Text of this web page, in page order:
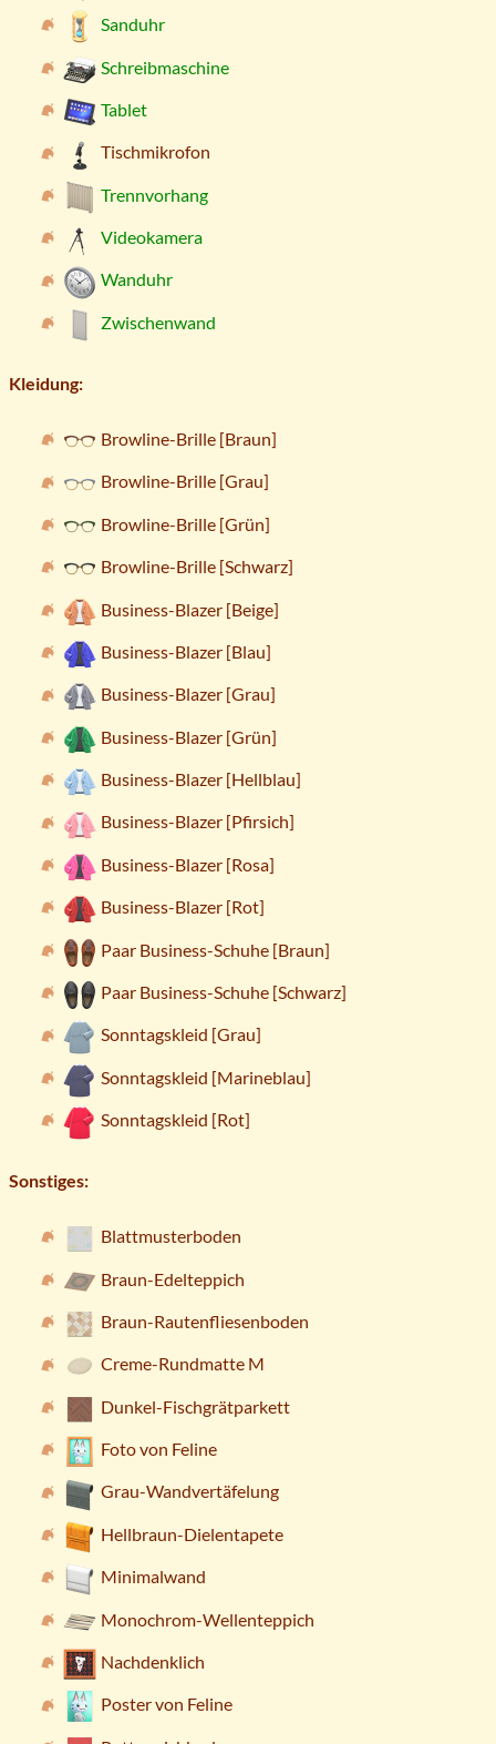
Sanduhr
Schreibmaschine
Tablet
Tischmikrofon
Trennvorhang
Videokamera
Wanduhr
Zwischenwand
Kleidung:
Browline-Brille [Braun]
Browline-Brille [Grau]
Browline-Brille [Grün]
Browline-Brille [Schwarz]
Business-Blazer [Beige]
Business-Blazer [Blau]
Business-Blazer [Grau]
Business-Blazer [Grün]
Business-Blazer [Hellblau]
Business-Blazer [Pfirsich]
Business-Blazer [Rosa]
Business-Blazer [Rot]
Paar Business-Schuhe [Braun]
Paar Business-Schuhe [Schwarz]
Sonntagskleid [Grau]
Sonntagskleid [Marineblau]
Sonntagskleid [Rot]
Sonstiges:
Blattmusterboden
Braun-Edelteppich
Braun-Rautenfliesenboden
Creme-Rundmatte M
Dunkel-Fischgrätparkett
Foto von Feline
Grau-Wandvertäfelung
Hellbraun-Dielentapete
Minimalwand
Monochrom-Wellenteppich
Nachdenklich
Poster von Feline